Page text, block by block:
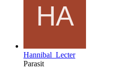
Hannibal_Lecter
Parasit